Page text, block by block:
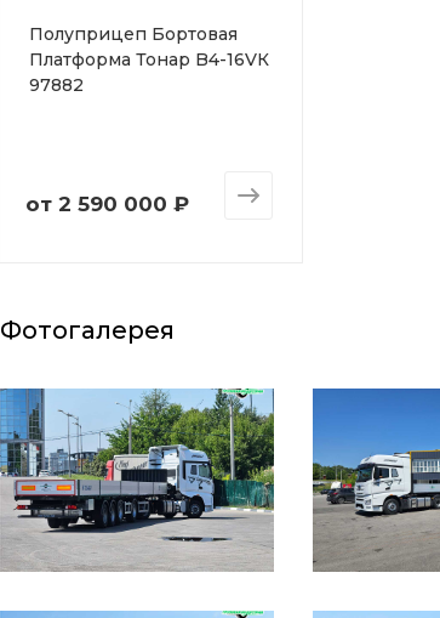
Полуприцеп Бортовая
Платформа Тонар B4-16VК
97882
от 2 590 000 ₽
Фотогалерея